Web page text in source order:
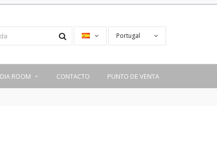
Portugal
ROOM CONTACTO PUNTO DE VENTA